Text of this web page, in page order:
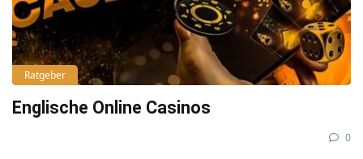
Ratgeber
Englische Online Casinos
0